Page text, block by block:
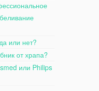
или нет?
от храпа?
или Philips